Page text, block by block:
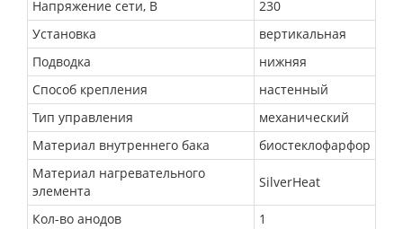
Напряжение сети, В
230
Установка
вертикальная
Подводка
нижняя
Способ крепления
настенный
Тип управления
механический
Материал внутреннего бака
биостеклофарфор
Материал нагревательного
элемента
SilverHeat
Кол-во анодов
1